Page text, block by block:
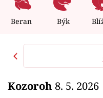
Celebrity
Seriály
Horoskopy
Beran Býk
Kozoroh 8. 5. 2026